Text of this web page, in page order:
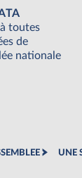
toutes
de
nationale
UNE